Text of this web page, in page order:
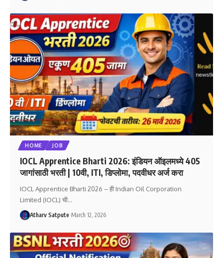
HOME JOB
IOCL Apprentice Bharti 2026: इंडियन ऑइलमध्ये 405
जागांसाठी भरती | 10वी, ITI, डिप्लोमा, पदवीधर अर्ज करा
IOCL Apprentice Bharti 2026 – ही Indian Oil Corporation
Limited (IOCL) ची…
Atharv Satpute March 12, 2026